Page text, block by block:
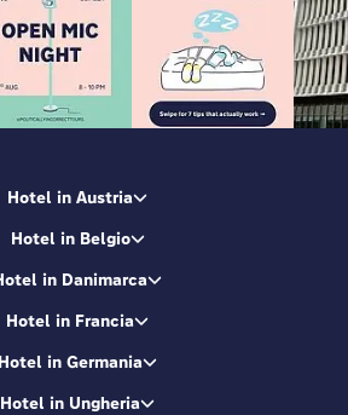
Hotel in Austria
Hotel in Belgio
in Danimarca
Hotel in Francia
Hotel in Germania
Hotel in Ungheria